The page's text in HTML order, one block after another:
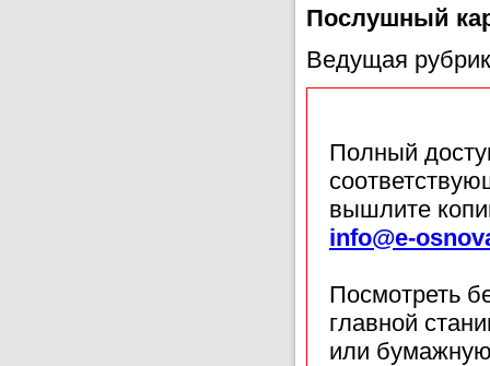
Послушный
Ведущая
Полный
вышлите
info@e-
Посмотреть
главной
или